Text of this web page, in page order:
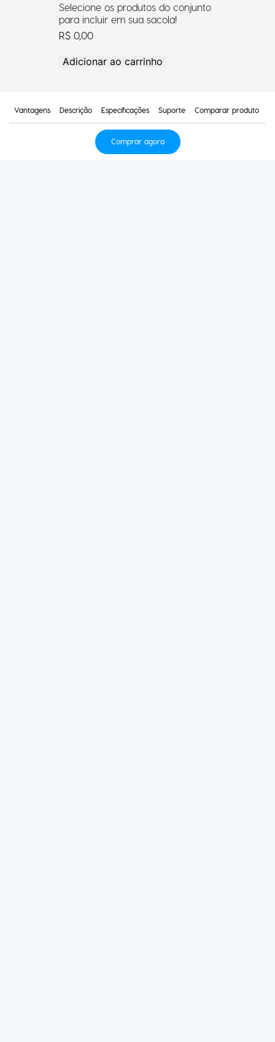
Selecione os produtos do conjunto
para incluir em sua sacola!
R$ 0,00
Adicionar ao carrinho
Vantagens Descrição Especificações Suporte Comparar produto
Comprar agora